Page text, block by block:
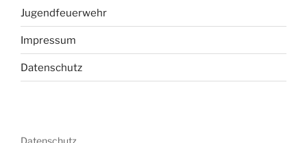
Jugendfeuerwehr
Impressum
Datenschutz